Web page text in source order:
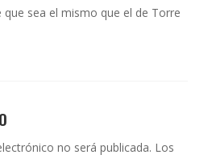
sea el mismo que el de Torre
no será publicada. Los